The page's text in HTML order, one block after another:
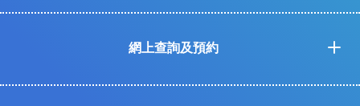
網上查詢及預約